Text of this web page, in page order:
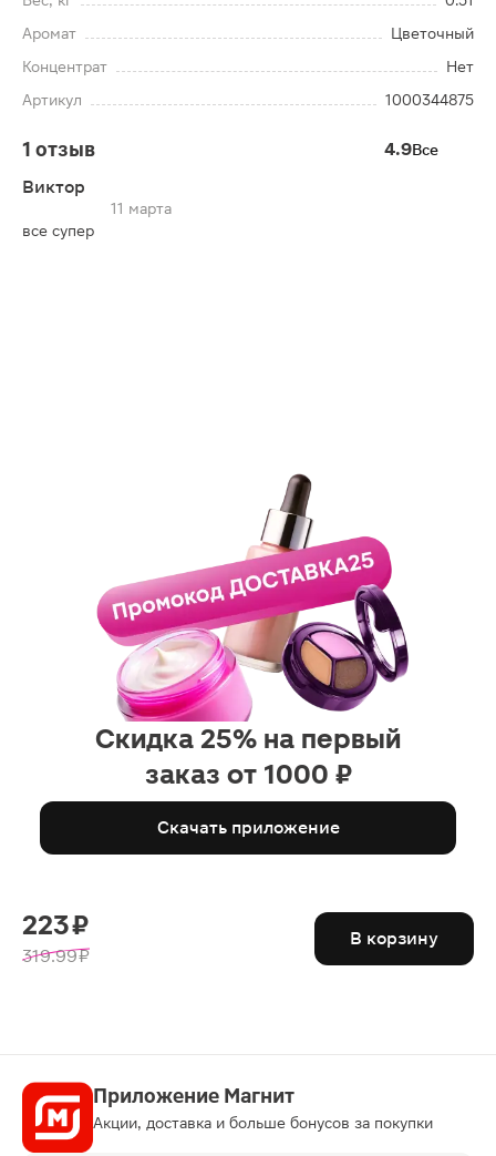
Аромат
Цветочный
Концентрат
Нет
Артикул
1000344875
1 отзыв 4.9Все
Виктор
11 марта
все супер
Скидка 25% на первый
заказ от 1000 ₽
Скачать приложение
223 ₽
319.99 ₽
В корзину
Приложение Магнит
Акции, доставка и больше бонусов за покупки